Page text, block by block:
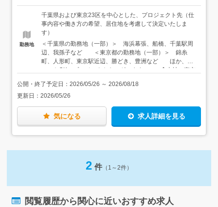
経験を積んでいき、もっと仕事の幅を広げたいと思えば、
新しい案件にチャレンジしたり、プログラミングやインフ
ラなどの専門知識を学んで、エンジニアの道に進むことも
可能です。★仮に「この配属先、合わないかも…」と感じ
たら、リーダーや営業担当に気軽に相談できます。そのう
えで、新しい配属先に異動することももちろん可能。一つ
の会社で、豊富な選択肢から自分に合った職場を見つけら
れるので、客先常駐型の仕事はメリットがたくさんあるん
ですよ。
勤務地
千葉県および東京23区を中心とした、プロジェクト先（仕
事内容や働き方の希望、居住地を考慮して決定いたしま
す）
＜千葉県の勤務地（一部）＞ 海浜幕張、船橋、千葉駅周
辺、我孫子など ＜東京都の勤務地（一部）＞ 錦糸
町、人形町、東京駅近辺、勝どき、豊洲など ほか、リ
モートOKのプロジェクトもございます。 ◆本社 東京
ス： ・丸の内線「淡路町駅」より徒歩1分 ・都営新宿
線「小川町駅」より徒歩1分 ・JR「秋葉原駅」より徒歩7
公開・終了予定日： 2026/05/26 ～ 2026/08/18
更新日： 2026/05/26
気になる 求人詳細を見る
2 件 （1～2件）
閲覧履歴から関心に近いおすすめ求人